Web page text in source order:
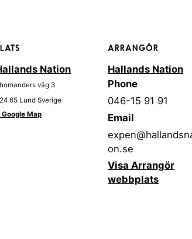
Nation
väg 3
65 Lund Sverige
Google Map
ARRANGÖR
Hallands Nation
Phone
046-15 91 91
Email
on.se
Visa Arrangör
webbplats